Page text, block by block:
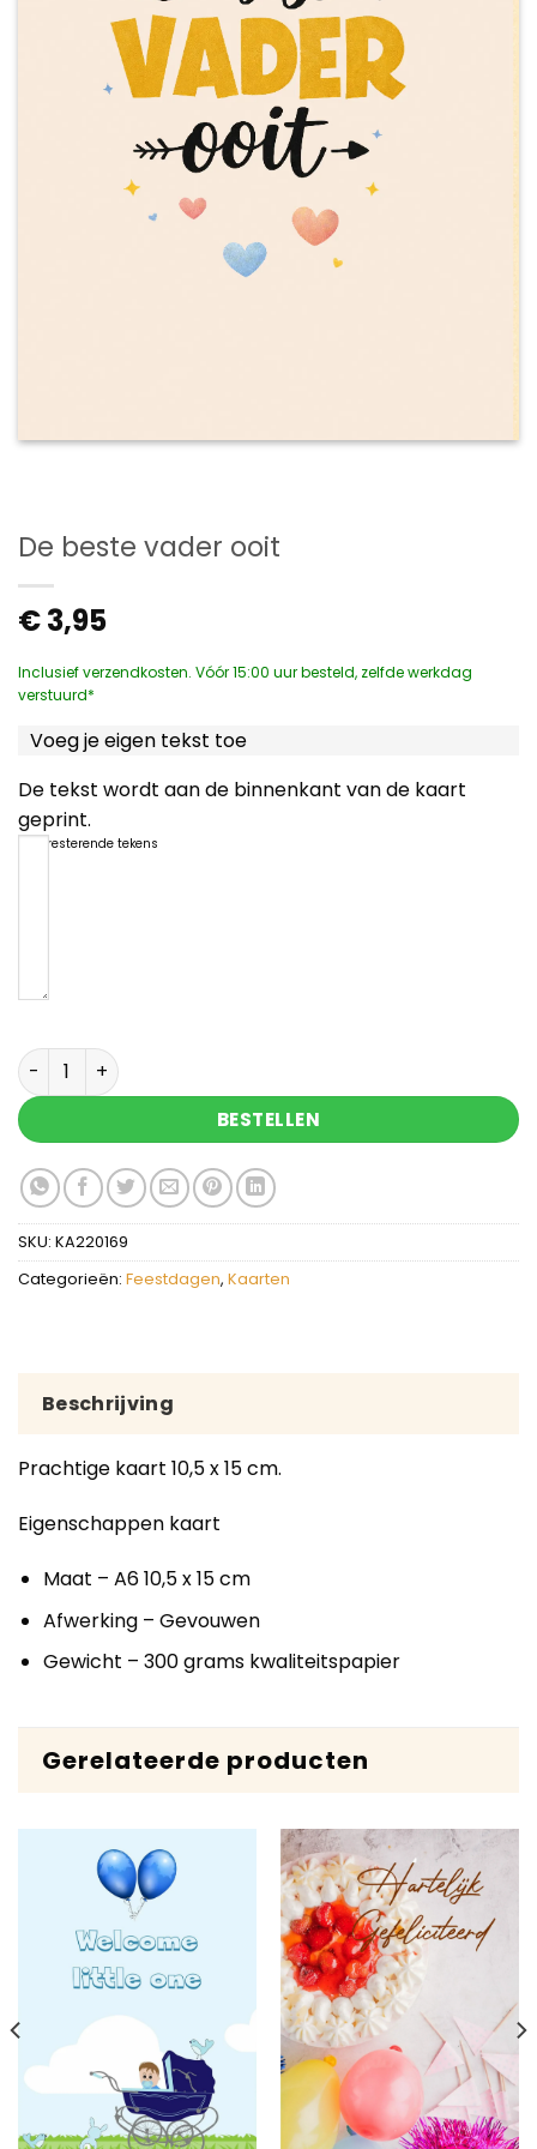
De beste vader ooit
€3,95
Inclusief verzendkosten. Vóór 15:00 uur besteld, zelfde werkdag
verstuurd*
Voeg je eigen tekst toe
De tekst wordt aan de binnenkant van de kaart
geprint.
resterende tekens
De beste vader ooit aantal
BESTELLEN
SKU: KA220169
Categorieën: Feestdagen, Kaarten
Beschrijving
Prachtige kaart 10,5 x 15 cm.
Eigenschappen kaart
Maat – A6 10,5 x 15 cm
Afwerking – Gevouwen
Gewicht – 300 grams kwaliteitspapier
Gerelateerde producten